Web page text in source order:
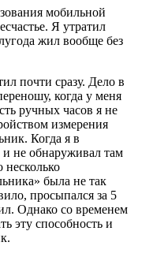
мобильной
Я утратил
жил вообще без
почти сразу. Дело в
когда у меня
ручных часов я не
измерения
Когда я в
и не обнаруживал там
была не так
просыпался за 5
Однако со временем
эту способность и